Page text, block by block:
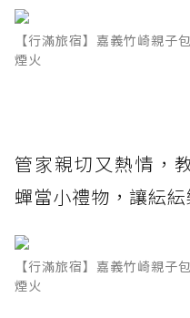
【行滿旅宿】嘉義竹崎親子
煙火
管家親切又熱情，
蟬當小禮物，讓紜
【行滿旅宿】嘉義竹崎親子
煙火